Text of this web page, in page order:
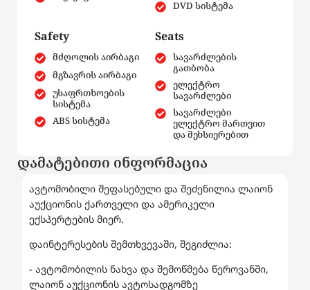
DVD სისტემა
Safety
მძღოლის აირბაგი
მგზავრის აირბაგი
უსაფრთხოების
სისტემა
ABS სისტემა
Seats
სავარძლების
გათბობა
ელექტრო
სავარძლები
სავარძლები
ელექტრო მართვით
და მეხსიერებით
დამატებითი ინფორმაცია
ავტომობილი შეფასებული და შეძენილია ლაიონ
აუქციონის ქართველი და ამერიკელი
ექსპერტების მიერ.
დაინტერესების შემთხვევაში, შეგიძლია:
- ავტომობილის ნახვა და შემოწმება წეროვანში,
ლაიონ აუქციონის ავტოსადგომზე